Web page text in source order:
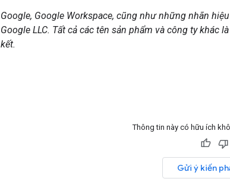
Google, Google Workspace, cũng như những nhãn
Google LLC. Tất cả các tên sản phẩm và công ty khác
kết.
Thông tin này có hữu ích
Gửi ý kiến